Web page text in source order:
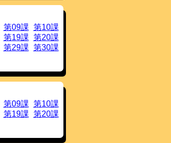
応へのご協力を
るようにしまし
H/L が変わりま
れます。
文末のピッチパ
第09課 第10課
第19課 第20課
第29課 第30課
第09課 第10課
第19課 第20課